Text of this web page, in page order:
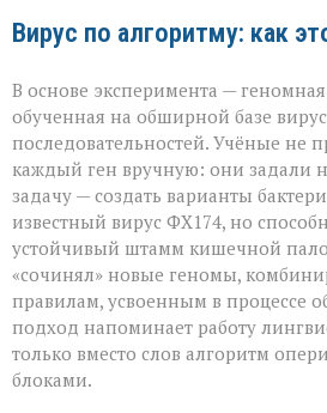
Вирус по алгоритму: как
В основе эксперимента —
обученная на обширной базе
последовательностей. Учёные не
каждый ген вручную: они задали
задачу — создать варианты
известный вирус ФХ174, но
устойчивый штамм кишечной
«сочинял» новые геномы,
правилам, усвоенным в процессе
подход напоминает работу
только вместо слов алгоритм
блоками.